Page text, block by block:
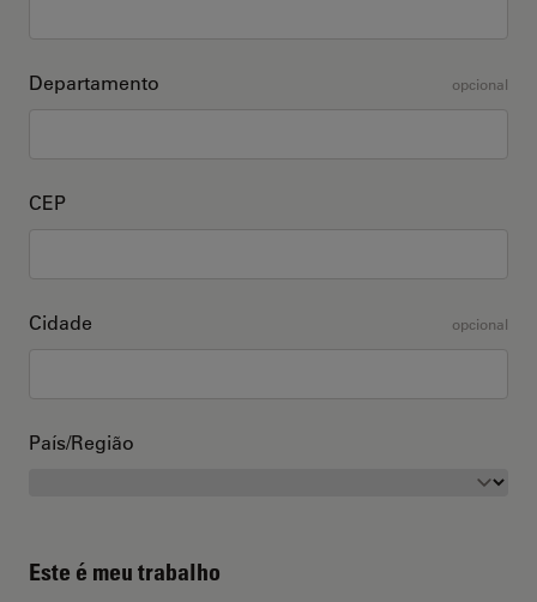
Departamento opcional
CEP
Cidade opcional
País/Região
Este é meu trabalho